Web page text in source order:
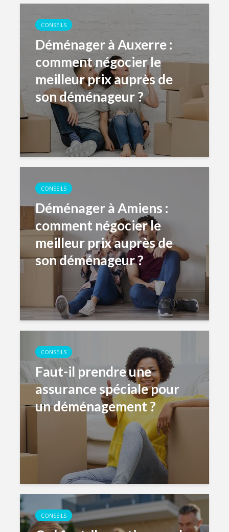
CONSEILS
Déménager à Auxerre :
comment négocier le
meilleur prix auprès de
son déménageur ?
CONSEILS
Déménager à Amiens :
comment négocier le
meilleur prix auprès de
son déménageur ?
CONSEILS
Faut-il prendre une
assurance spéciale pour
un déménagement ?
CONSEILS